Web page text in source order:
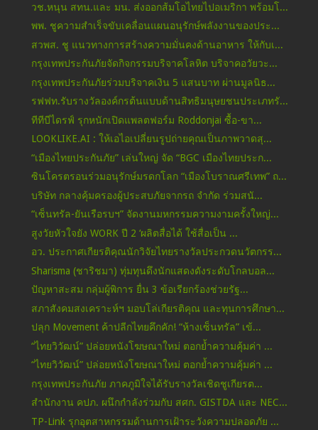
วช.หนุน สทน.และ มน. ส่งออกส้มโอไทยไปอเมริกา พร้อมโ...
พพ. ชูความสำเร็จขับเคลื่อนแผนอนุรักษ์พลังงานของประ...
สวพส. ชู แนวทางการสร้างความมั่นคงด้านอาหาร ให้กับเ...
กรุงเทพประกันภัยจัดกิจกรรมบริจาคโลหิต บริจาคอวัยวะ...
กรุงเทพประกันภัยร่วมบริจาคเงิน 5 แสนบาท ผ่านมูลนิธ...
รฟฟท.รับรางวัลองค์กรต้นแบบด้านสิทธิมนุษยชนประเภทรั...
ทีทีบีไดรฟ์ รุกหนักเปิดแพลตฟอร์ม Roddonjai ซื้อ-ขา...
LOOKLIKE.AI : ให้เอไอเปลี่ยนรูปถ่ายคุณเป็นภาพวาดสุ...
“เมืองไทยประกันภัย” เล่นใหญ่ จัด “BGC เมืองไทยประก...
ซินโครตรอนร่วมอนุรักษ์มรดกโลก “เมืองโบราณศรีเทพ” ถ...
บริษัท กลางคุ้มครองผู้ประสบภัยจากรถ จำกัด ร่วมสนั...
“เซ็นทรัล-ยันเรือรบฯ” จัดงานมหกรรมความงามครั้งใหญ่...
สูงวัยหัวใจยัง WORK ปี 2 ‘ผลิตสื่อได้ ใช้สื่อเป็น ...
อว. ประกาศเกียรติคุณนักวิจัยไทยรางวัลประกวดนวัตกรร...
Sharisma (ชาริชมา) ทุ่มทุนดึงนักแสดงดังระดับโกลบอล...
ปัญหาสะสม กลุ่มผู้พิการ ยื่น 3 ข้อเรียกร้องช่วยรัฐ...
สภาสังคมสงเคราะห์ฯ มอบโล่เกียรติคุณ และทุนการศึกษา...
ปลุก Movement ค้าปลีกไทยคึกคัก! “ห้างเซ็นทรัล” เข้...
“ไทยวิวัฒน์” ปล่อยหนังโฆษณาใหม่ ตอกย้ำความคุ้มค่า ...
“ไทยวิวัฒน์” ปล่อยหนังโฆษณาใหม่ ตอกย้ำความคุ้มค่า ...
กรุงเทพประกันภัย ภาคภูมิใจได้รับรางวัลเชิดชูเกียรต...
สำนักงาน คปภ. ผนึกกำลังร่วมกับ สศก. GISTDA และ NEC...
TP-Link รุกอุตสาหกรรมด้านการเฝ้าระวังความปลอดภัย ...